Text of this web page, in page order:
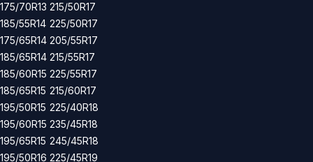
175/70R13
185/55R14
175/65R14
185/65R14
185/60R15
185/65R15
195/50R15
195/60R15
195/65R15
195/50R16
215/50R17
225/50R17
205/55R17
215/55R17
225/55R17
215/60R17
225/40R18
235/45R18
245/45R18
225/45R19